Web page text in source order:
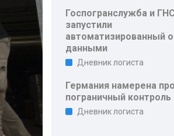
Госпогранслужба и
запустили
автоматизированный
данными
Дневник логиста
Германия намерена
пограничный контроль
Дневник логиста